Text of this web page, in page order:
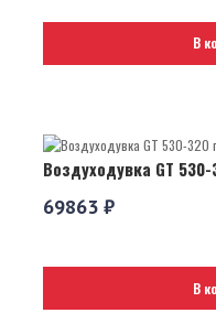
В
Воздуходувка GT
69863 ₽
В